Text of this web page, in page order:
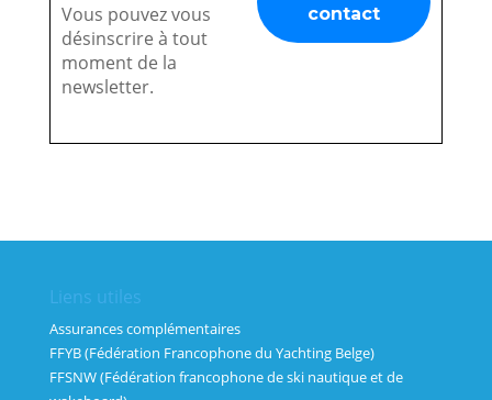
Vous pouvez vous
désinscrire à tout
moment de la
newsletter.
Liens utiles
Assurances complémentaires
FFYB (Fédération Francophone du Yachting Belge)
FFSNW (Fédération francophone de ski nautique et de